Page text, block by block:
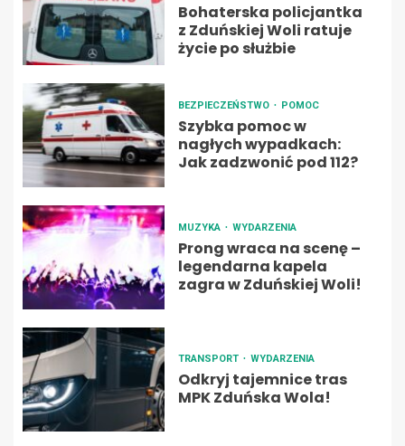
Bohaterska policjantka
z Zduńskiej Woli ratuje
życie po służbie
BEZPIECZEŃSTWO POMOC
Szybka pomoc w
nagłych wypadkach:
Jak zadzwonić pod 112?
MUZYKA WYDARZENIA
Prong wraca na scenę –
legendarna kapela
zagra w Zduńskiej Woli!
TRANSPORT WYDARZENIA
Odkryj tajemnice tras
MPK Zduńska Wola!